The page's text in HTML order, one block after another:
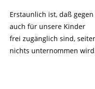
Erstaunlich ist, daß
auch für unsere Kinder
frei zugänglich sind,
nichts unternommen